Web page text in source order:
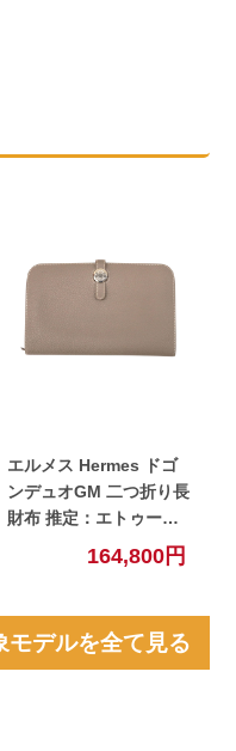
エルメス Hermes ドゴ
ンデュオGM 二つ折り長
財布 推定：エトゥープ
164,800円
モデルを全て見る